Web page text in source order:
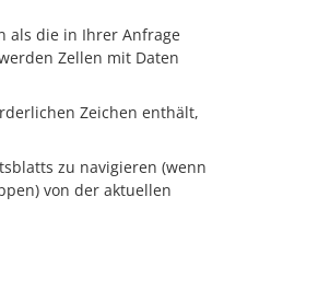
als die in Ihrer Anfrage
Zellen mit Daten
Zeichen enthält,
zu navigieren (wenn
von der aktuellen